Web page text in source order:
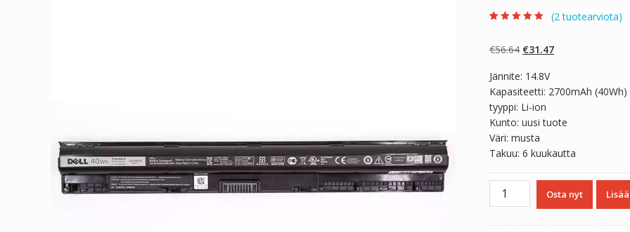
perustuen
asiakkaan
(2 tuotearviota)
€56.64 Alkuperäinen
oli:
€56.64.
€31.47Nykyinen
€31.47.
Jännite: 14.8V
Kapasiteetti: 2700mAh (40Wh)
tyyppi: Li-ion
Kunto: uusi tuote
Väri: musta
Takuu: 6 kuukautta
Kannettavan
Osta nyt